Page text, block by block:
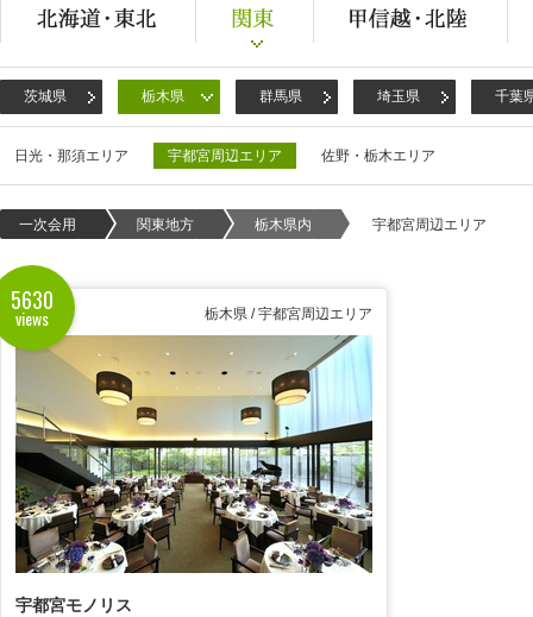
茨城県 栃木県 群馬県 埼玉県 千葉
日光・那須エリア 宇都宮周辺エリア 佐野・栃木エリア
一次会用 関東地方 栃木県内 宇都宮周辺エリア
栃木県 / 宇都宮周辺エリア
宇都宮モノリス
5630
views